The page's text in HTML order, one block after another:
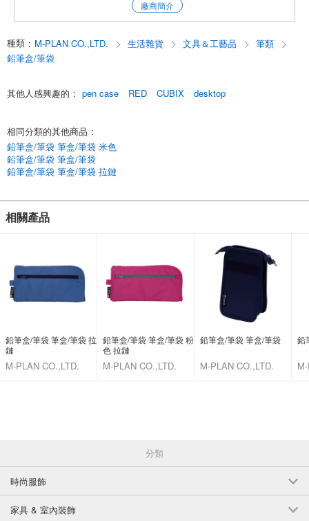
*非常有用。對方便查閱和組織內容非常有用。
。
*筆盒桌面有4種顏色：紅色*海軍*黑色*卡其色。
English
廠商簡介
種類 : M-PLAN CO.,LTD. 生活雜貨 文具＆工藝品
筆類
鉛筆盒/筆袋
其他人感興趣的 : pen case RED CUBIX desktop
相同分類的其他商品 :
鉛筆盒/筆袋 筆盒/筆袋 米色
鉛筆盒/筆袋 筆盒/筆袋
鉛筆盒/筆袋 筆盒/筆袋 拉鏈
相關產品
鉛筆盒/筆袋 筆盒/筆袋 拉
鏈
M-PLAN CO.,LTD.
鉛筆盒/筆袋 筆盒/筆袋 粉
色 拉鏈
M-PLAN CO.,LTD.
鉛筆盒/筆袋 筆盒/筆袋
M-PLAN CO.,LTD.
鉛
分類
時尚服飾
家具 & 室內裝飾